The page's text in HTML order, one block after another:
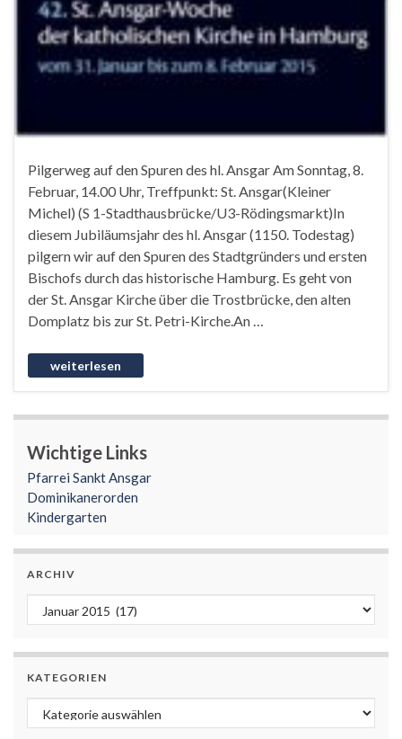
Pilgerweg auf den Spuren des hl. Ansgar Am Sonntag, 8.
Februar, 14.00 Uhr, Treffpunkt: St. Ansgar(Kleiner
Michel) (S 1-Stadthausbrücke/U3-Rödingsmarkt)In
diesem Jubiläumsjahr des hl. Ansgar (1150. Todestag)
pilgern wir auf den Spuren des Stadtgründers und ersten
Bischofs durch das historische Hamburg. Es geht von
der St. Ansgar Kirche über die Trostbrücke, den alten
Domplatz bis zur St. Petri-Kirche.An …
Wichtige Links
Pfarrei Sankt Ansgar
Dominikanerorden
Kindergarten
ARCHIV
Archiv
KATEGORIEN
Kategorien